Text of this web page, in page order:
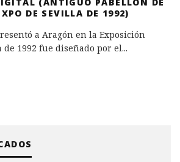
DE SEVILLA DE 1992)
a Aragón en la Exposición
1992 fue diseñado por el...